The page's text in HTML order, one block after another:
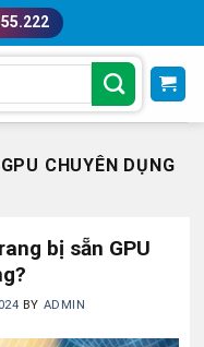
CHUYÊN DỤNG
bị sẵn GPU
BY ADMIN